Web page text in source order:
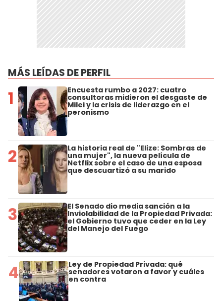
MÁS LEÍDAS DE PERFIL
1 Encuesta rumbo a 2027: cuatro
consultoras midieron el desgaste de
Milei y la crisis de liderazgo en el
peronismo
2 La historia real de "Elize: Sombras de
una mujer", la nueva película de
Netflix sobre el caso de una esposa
que descuartizó a su marido
3 El Senado dio media sanción a la
Inviolabilidad de la Propiedad Privada:
el Gobierno tuvo que ceder en la Ley
del Manejo del Fuego
4 Ley de Propiedad Privada: qué
senadores votaron a favor y cuáles
en contra